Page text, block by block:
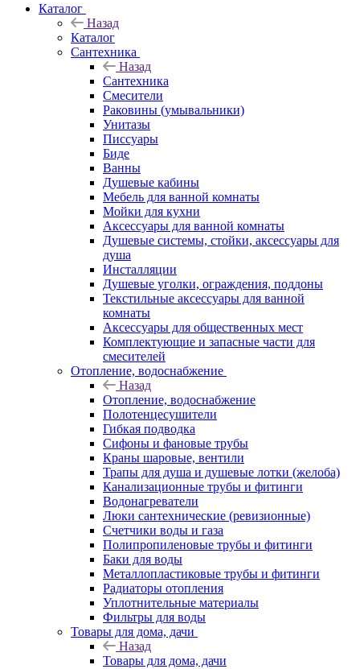
Каталог
Назад
Каталог
Сантехника
Назад
Сантехника
Смесители
Раковины (умывальники)
Унитазы
Писсуары
Биде
Ванны
Душевые кабины
Мебель для ванной комнаты
Мойки для кухни
Аксессуары для ванной комнаты
Душевые системы, стойки, аксессуары для
душа
Инсталляции
Душевые уголки, ограждения, поддоны
Текстильные аксессуары для ванной
комнаты
Аксессуары для общественных мест
Комплектующие и запасные части для
смесителей
Отопление, водоснабжение
Назад
Отопление, водоснабжение
Полотенцесушители
Гибкая подводка
Сифоны и фановые трубы
Краны шаровые, вентили
Трапы для душа и душевые лотки (желоба)
Канализационные трубы и фитинги
Водонагреватели
Люки сантехнические (ревизионные)
Счетчики воды и газа
Полипропиленовые трубы и фитинги
Баки для воды
Металлопластиковые трубы и фитинги
Радиаторы отопления
Уплотнительные материалы
Фильтры для воды
Товары для дома, дачи
Назад
Товары для дома, дачи